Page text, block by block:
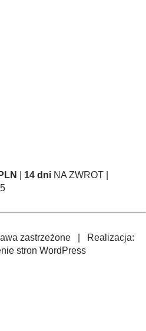
14 dni NA ZWROT |
zastrzeżone | Realizacja:
stron WordPress